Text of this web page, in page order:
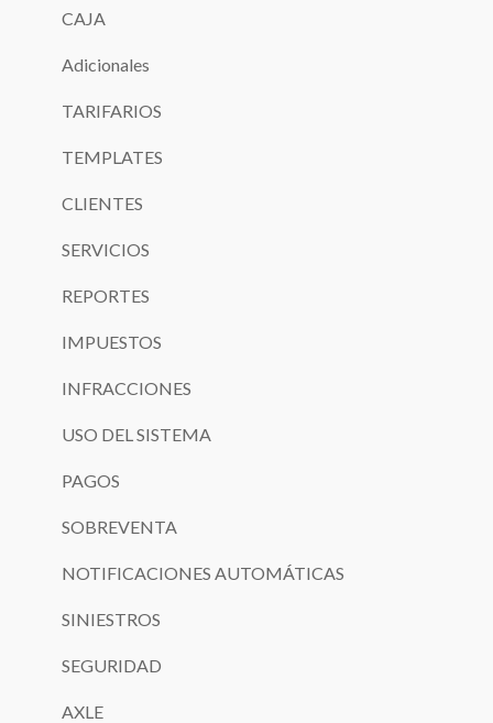
CAJA
Adicionales
TARIFARIOS
TEMPLATES
CLIENTES
SERVICIOS
REPORTES
IMPUESTOS
INFRACCIONES
USO DEL SISTEMA
PAGOS
SOBREVENTA
NOTIFICACIONES AUTOMÁTICAS
SINIESTROS
SEGURIDAD
AXLE